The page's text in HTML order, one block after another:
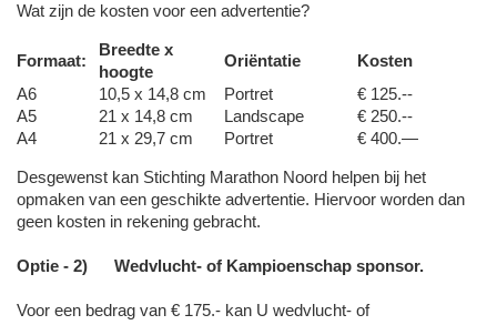
Wat zijn de kosten voor een advertentie?
Formaat:
Breedte x
hoogte
Oriëntatie
Kosten
A6
10,5 x 14,8 cm Portret
€ 125.--
A5
21 x 14,8 cm Landscape
€ 250.--
A4
21 x 29,7 cm Portret € 400.—
Desgewenst kan Stichting Marathon Noord helpen bij het
opmaken van een geschikte advertentie. Hiervoor worden dan
geen kosten in rekening gebracht.
Optie - 2) Wedvlucht- of Kampioenschap sponsor.
Voor een bedrag van € 175.- kan U wedvlucht- of